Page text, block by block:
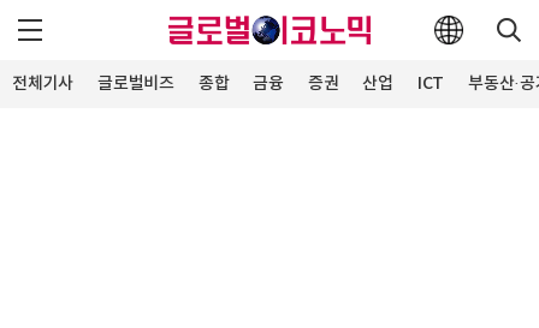
전체기사 글로벌비즈 종합 금융 증권 산업 ICT 부동산·